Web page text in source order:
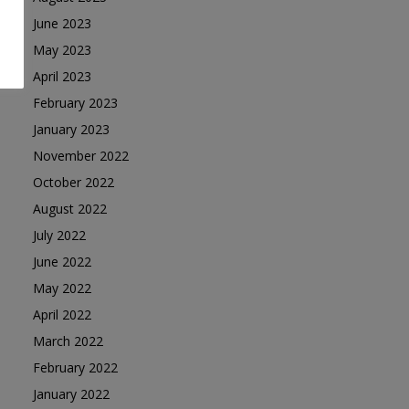
June 2023
May 2023
April 2023
February 2023
January 2023
November 2022
October 2022
August 2022
July 2022
June 2022
May 2022
April 2022
March 2022
February 2022
January 2022